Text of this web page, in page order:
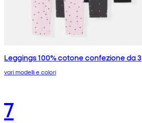
Leggings 100% cotone confezione da 3
vari modelli e colori
7